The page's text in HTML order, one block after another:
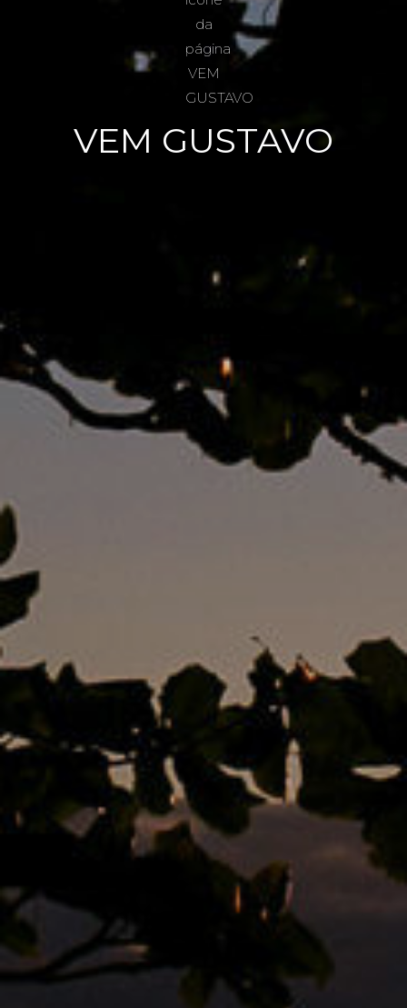
VEM GUSTAVO